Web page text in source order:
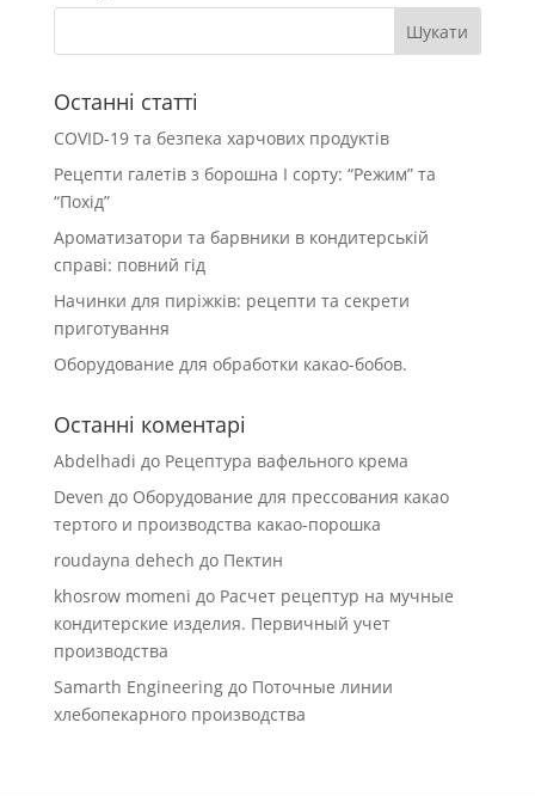
Останні статті
COVID-19 та безпека харчових продуктів
Рецепти галетів з борошна І сорту: “Режим” та
“Похід”
Ароматизатори та барвники в кондитерській
справі: повний гід
Начинки для пиріжків: рецепти та секрети
приготування
Оборудование для обработки какао-бобов.
Останні коментарі
Abdelhadi до Рецептура вафельного крема
Deven до Оборудование для прессования какао
тертого и производства какао-порошка
roudayna dehech до Пектин
khosrow momeni до Расчет рецептур на мучные
кондитерские изделия. Первичный учет
производства
Samarth Engineeringдо Поточные линии
хлебопекарного производства